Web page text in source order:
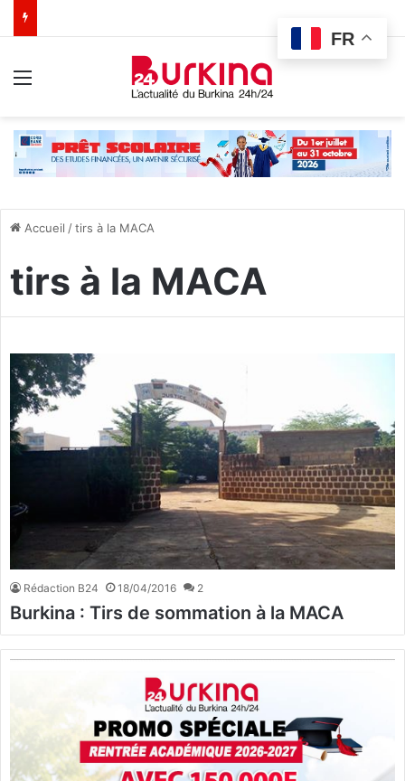
Accueil /tirs à la MACA
tirs à la MACA
Rédaction B24 18/04/2016 2
Burkina : Tirs de sommation à la MACA
FR